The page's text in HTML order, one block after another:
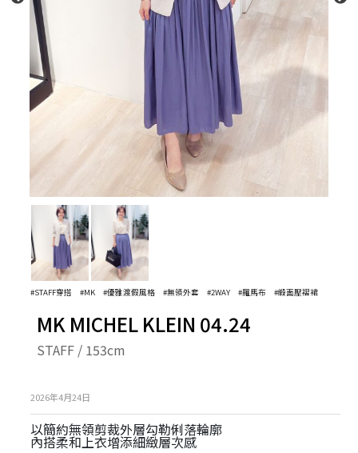
#STAFF穿搭 #MK #優雅渡假風格 #無領外套 #2WAY #羅馬布 #緞面壓褶裙
MK MICHEL KLEIN 04.24
STAFF / 153cm
2026年4月24日
以簡約無領剪裁外層勾勒俐落輪廓
內搭柔和上衣增添細緻層次感